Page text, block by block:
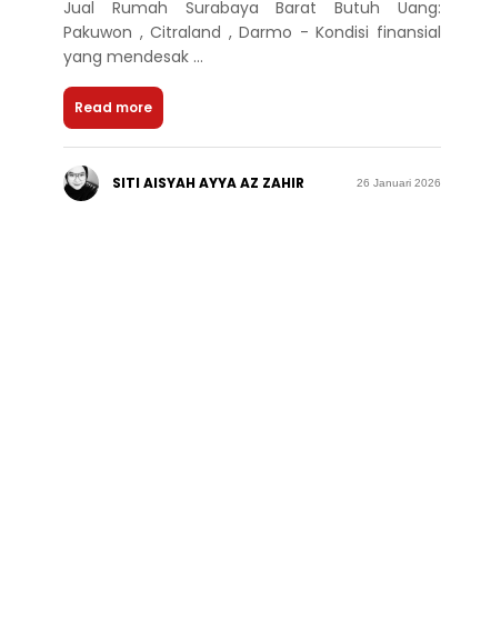
Jual Rumah Surabaya Barat Butuh Uang:
Pakuwon , Citraland , Darmo - Kondisi finansial
yang mendesak ...
Read more
SITI AISYAH AYYA AZ ZAHIR 26 Januari 2026